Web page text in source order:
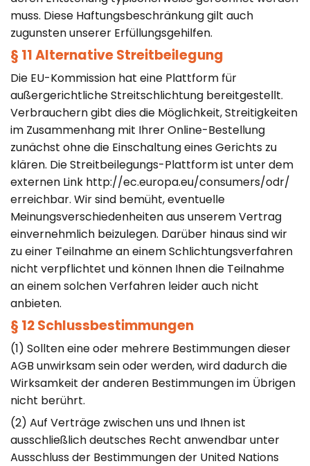
muss. Diese Haftungsbeschränkung gilt auch
zugunsten unserer Erfüllungsgehilfen.
§ 11 Alternative Streitbeilegung
Die EU-Kommission hat eine Plattform für
außergerichtliche Streitschlichtung bereitgestellt.
Verbrauchern gibt dies die Möglichkeit, Streitigkeiten
im Zusammenhang mit Ihrer Online-Bestellung
zunächst ohne die Einschaltung eines Gerichts zu
klären. Die Streitbeilegungs-Plattform ist unter dem
externen Link http://ec.europa.eu/consumers/odr/
erreichbar. Wir sind bemüht, eventuelle
Meinungsverschiedenheiten aus unserem Vertrag
einvernehmlich beizulegen. Darüber hinaus sind wir
zu einer Teilnahme an einem Schlichtungsverfahren
nicht verpflichtet und können Ihnen die Teilnahme
an einem solchen Verfahren leider auch nicht
anbieten.
§ 12 Schlussbestimmungen
(1) Sollten eine oder mehrere Bestimmungen dieser
AGB unwirksam sein oder werden, wird dadurch die
Wirksamkeit der anderen Bestimmungen im Übrigen
nicht berührt.
(2) Auf Verträge zwischen uns und Ihnen ist
ausschließlich deutsches Recht anwendbar unter
Ausschluss der Bestimmungen der United Nations